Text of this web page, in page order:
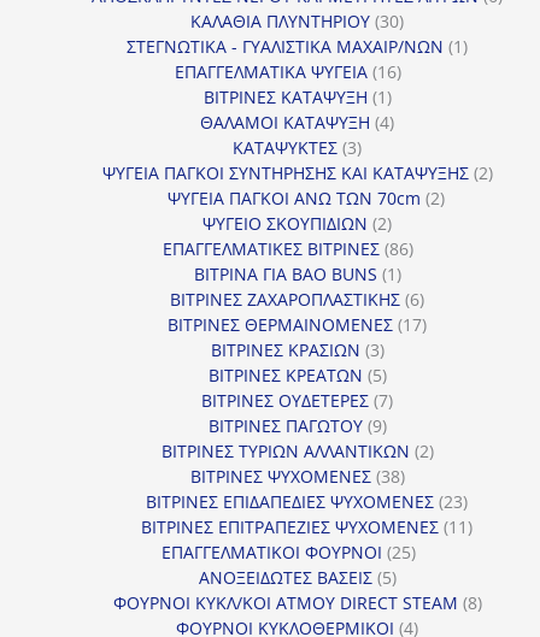
ΚΑΛΑΘΙΑ ΠΛΥΝΤΗΡΙΟΥ 3030
προϊόντα
ΣΤΕΓΝΩΤΙΚΑ - ΓΥΑΛΙΣΤΙΚΑ ΜΑΧΑΙΡ/ΝΩΝ 11
ΕΠΑΓΓΕΛΜΑΤΙΚΑ ΨΥΓΕΙΑ 1616
ΒΙΤΡΙΝΕΣ ΚΑΤΑΨΥΞΗ 11
προϊόν
ΘΑΛΑΜΟΙ ΚΑΤΑΨΥΞΗ 44
ΚΑΤΑΨΥΚΤΕΣ 33
προϊόντα
ΨΥΓΕΙΑ ΠΑΓΚΟΙ ΣΥΝΤΗΡΗΣΗΣ ΚΑΙ ΚΑΤΑΨΥΞΗΣ 22
ΨΥΓΕΙΑ ΠΑΓΚΟΙ ΑΝΩ ΤΩΝ 70cm 22
ΨΥΓΕΙΟ ΣΚΟΥΠΙΔΙΩΝ 22
προϊόντα
ΕΠΑΓΓΕΛΜΑΤΙΚΕΣ ΒΙΤΡΙΝΕΣ 8686
ΒΙΤΡΙΝΑ ΓΙΑ BAO BUNS 11
προϊόν
ΒΙΤΡΙΝΕΣ ΖΑΧΑΡΟΠΛΑΣΤΙΚΗΣ 66
προϊόντα
ΒΙΤΡΙΝΕΣ ΘΕΡΜΑΙΝΟΜΕΝΕΣ 1717
ΒΙΤΡΙΝΕΣ ΚΡΑΣΙΩΝ 33
προϊόντα
ΒΙΤΡΙΝΕΣ ΚΡΕΑΤΩΝ 55
προϊόντα
ΒΙΤΡΙΝΕΣ ΟΥΔΕΤΕΡΕΣ 77
ΒΙΤΡΙΝΕΣ ΠΑΓΩΤΟΥ 99
προϊόντα
ΒΙΤΡΙΝΕΣ ΤΥΡΙΩΝ ΑΛΛΑΝΤΙΚΩΝ 22
ΒΙΤΡΙΝΕΣ ΨΥΧΟΜΕΝΕΣ 3838
προϊόντα
ΒΙΤΡΙΝΕΣ ΕΠΙΔΑΠΕΔΙΕΣ ΨΥΧΟΜΕΝΕΣ 2323
προϊόντα
ΒΙΤΡΙΝΕΣ ΕΠΙΤΡΑΠΕΖΙΕΣ ΨΥΧΟΜΕΝΕΣ 1111
ΕΠΑΓΓΕΛΜΑΤΙΚΟΙ ΦΟΥΡΝΟΙ 2525
ΑΝΟΞΕΙΔΩΤΕΣ ΒΑΣΕΙΣ 55
προϊόντα
ΦΟΥΡΝΟΙ ΚΥΚΛ/ΚΟΙ ΑΤΜΟΥ DIRECT STEAM 88
ΦΟΥΡΝΟΙ ΚΥΚΛΟΘΕΡΜΙΚΟΙ 44